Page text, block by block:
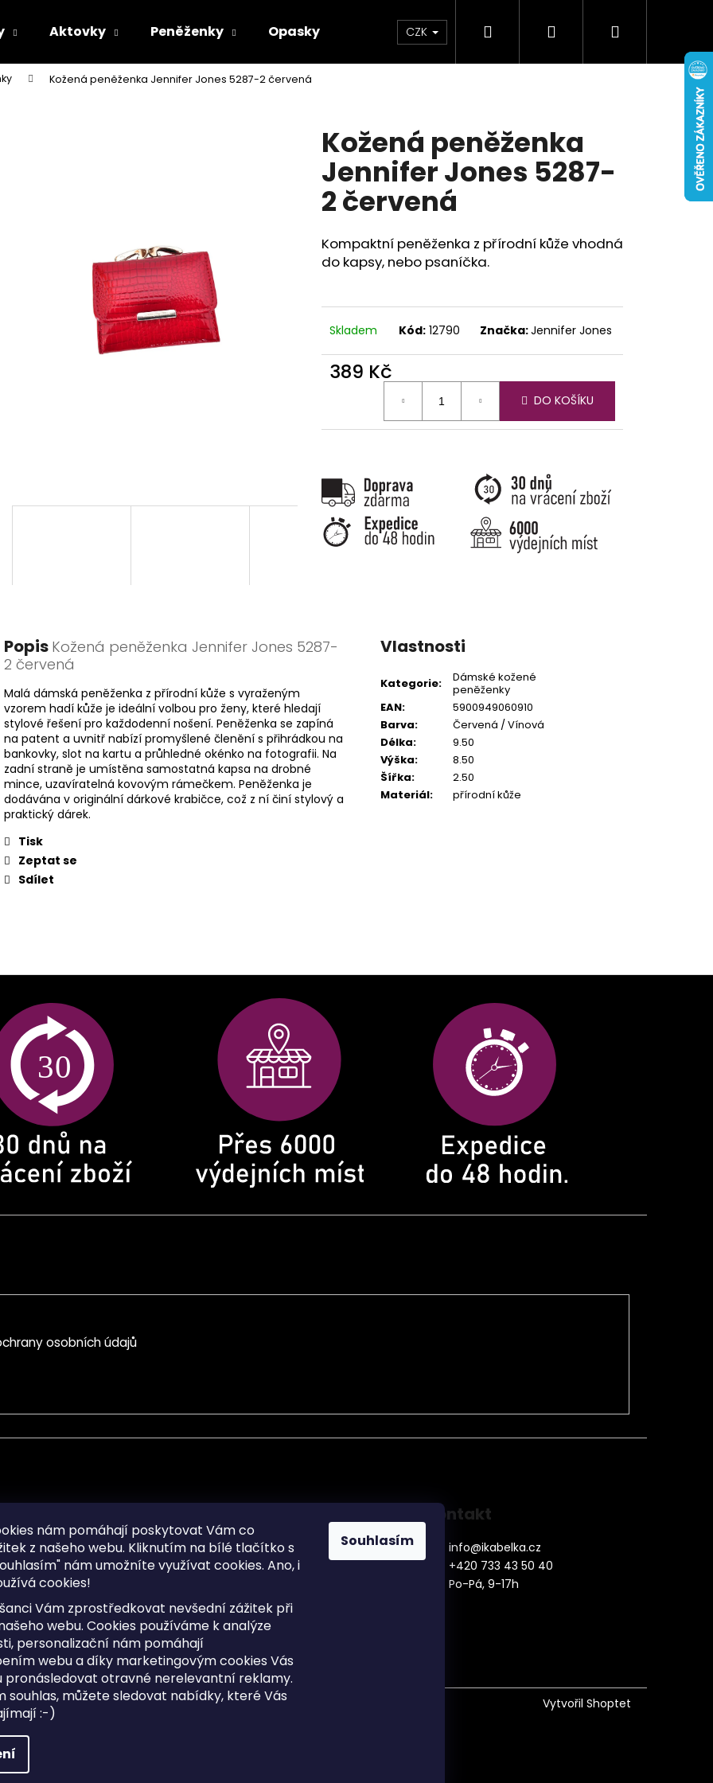
nám pomáhají poskytovat Vám co
z našeho webu. Kliknutím na bílé tlačítko s
nám umožníte využívat cookies. Ano, i
cookies!
Vám zprostředkovat nevšední zážitek při
webu. Cookies používáme k analýze
personalizační nám pomáhají
webu a díky marketingovým cookies Vás
pronásledovat otravné nerelevantní reklamy.
souhlas, můžete sledovat nabídky, které Vás
:-)
Souhlasím
Aktovky Peněženky Opasky Doplňky Novinky
CZK Hledat PřihlášeníNákupní
Kožená peněženka Jennifer Jones 5287-2 červená
Kožená peněženka
Jennifer Jones 5287-
2 červená
Kompaktní peněženka z přírodní kůže vhodná
do kapsy, nebo psaníčka.
Skladem Kód: 12790 Značka:Jennifer Jones
389 Kč
DO KOŠÍKU
Popis Kožená peněženka Jennifer Jones 5287-
2 červená
Malá dámská peněženka z přírodní kůže s vyraženým
vzorem hadí kůže je ideální volbou pro ženy, které hledají
stylové řešení pro každodenní nošení. Peněženka se zapíná
na patent a uvnitř nabízí promyšlené členění s přihrádkou na
bankovky, slot na kartu a průhledné okénko na fotografii. Na
zadní straně je umístěna samostatná kapsa na drobné
mince, uzavíratelná kovovým rámečkem. Peněženka je
dodávána v originální dárkové krabičce, což z ní činí stylový a
praktický dárek.
Tisk
Zeptat se
Sdílet
Vlastnosti
Kategorie:
Dámské kožené
peněženky
EAN:
5900949060910
Barva:
Červená / Vínová
Délka:
9.50
Výška:
8.50
Šířka:
2.50
Materiál: přírodní kůže
Co potřebujete najít?
osobních údajů
osobních údajů
dotazy
cookies
Sitemap
Doprava a Platba
Postup vrácení zboží ve 30 denní
lhůtě
Obchodní podmínky
Kontakt
info@ikabelka.cz
+420 733 43 50 40
Po-Pá, 9-17h
Vytvořil Shoptet
Upravit nastavení cookies